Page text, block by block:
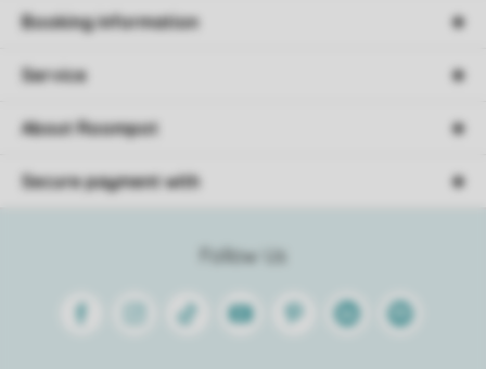
Follow Us
FacebookInstagram
Tiktok Youtube PinterestLinkedinSpotify
Booking information
Service
About Roompot
Secure payment with